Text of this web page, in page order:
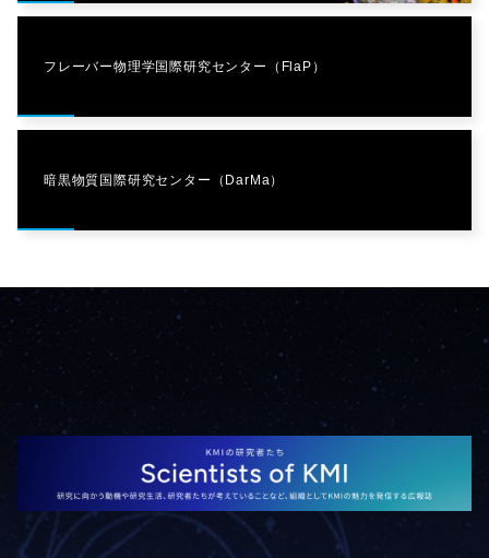
フレーバー物理学国際研究センター（FlaP）
暗黒物質国際研究センター（DarMa）